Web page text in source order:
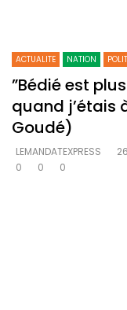
ACTUALITE NATION
”Bédié est
quand j’étais
Goudé)
LEMANDATEXPRESS
0
0 0